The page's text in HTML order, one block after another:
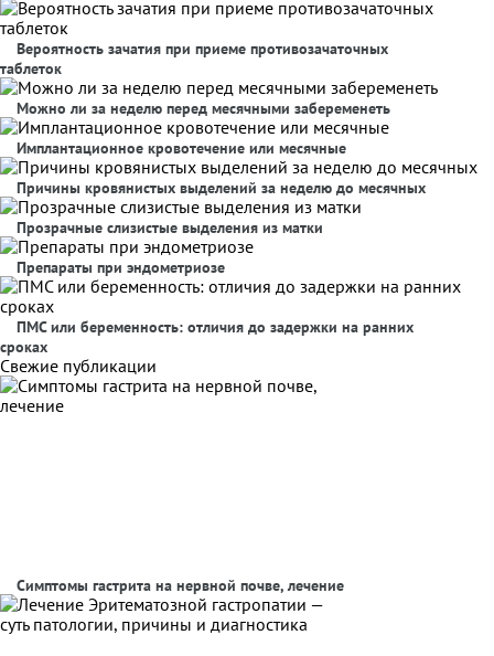
Вероятность зачатия при приеме противозачаточных
таблеток
Можно ли за неделю перед месячными забеременеть
Имплантационное кровотечение или месячные
Причины кровянистых выделений за неделю до месячных
Прозрачные слизистые выделения из матки
Препараты при эндометриозе
ПМС или беременность: отличия до задержки на ранних
сроках
Свежие публикации
Симптомы гастрита на нервной почве, лечение